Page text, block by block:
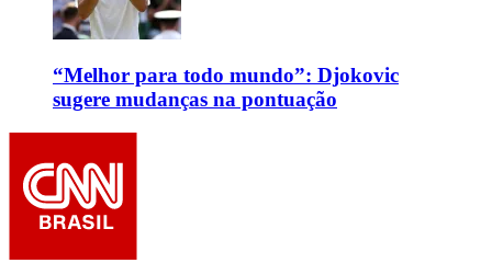
“Melhor para todo mundo”: Djokovic
sugere mudanças na pontuação